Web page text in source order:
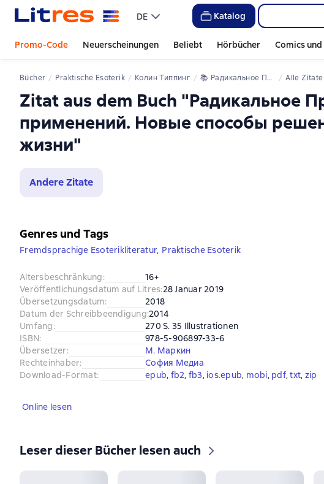
DE Katalog
Promo-Code Neuerscheinungen Beliebt Hörbücher Comics
Bücher Praktische Esoterik Колин Типпинг 📚 Радикальное Прощение. 25 практических применений. Новые способы решения проблем повседневной жизни Alle Zitate
Zitat aus dem Buch "Радикальное
применений. Новые способы
жизни"
Andere Zitate
Genres und Tags
Fremdsprachige Esoterikliteratur, Praktische Esoterik
Altersbeschränkung:
16+
Veröffentlichungsdatum auf Litres:28 Januar 2019
Übersetzungsdatum:
2018
Datum der Schreibbeendigung:2014
Umfang:
270 S. 35 Illustrationen
ISBN:
978-5-906897-33-6
Übersetzer:
М. Маркин
Rechteinhaber:
София Медиа
Download-Format: epub, fb2, fb3, ios.epub, mobi, pdf, txt, zip
Online lesen
Leser dieser Bücher lesen auch